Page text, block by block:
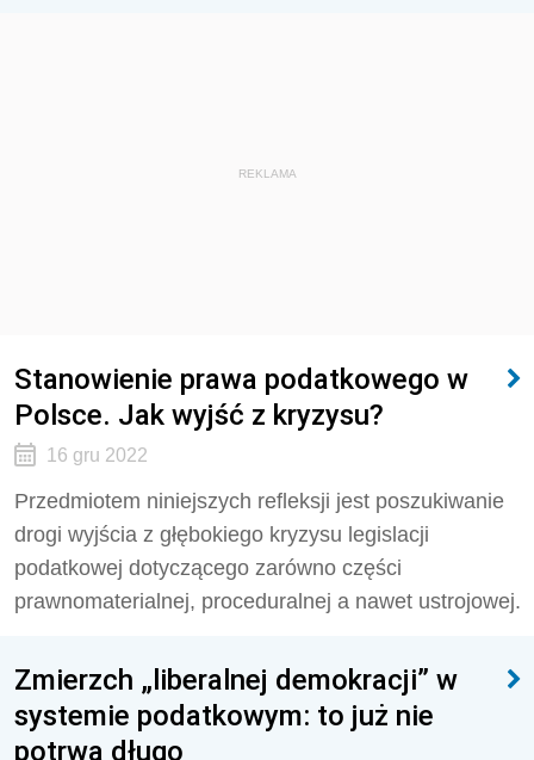
REKLAMA
Stanowienie prawa podatkowego w
Polsce. Jak wyjść z kryzysu?
16 gru 2022
Przedmiotem niniejszych refleksji jest poszukiwanie
drogi wyjścia z głębokiego kryzysu legislacji
podatkowej dotyczącego zarówno części
prawnomaterialnej, proceduralnej a nawet ustrojowej.
Zmierzch „liberalnej demokracji” w
systemie podatkowym: to już nie
potrwa długo